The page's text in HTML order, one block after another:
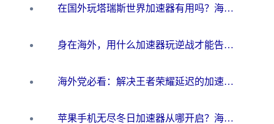
在国外玩塔瑞斯世界加速器有用吗？海外玩家亲测后的真实答案
身在海外，用什么加速器玩逆战才能告别延迟？
海外党必看：解决王者荣耀延迟的加速器终极指南——从EVE到猫和老鼠，一个工具全搞定
苹果手机无尽冬日加速器从哪开启？海外玩家的冬日生存指南